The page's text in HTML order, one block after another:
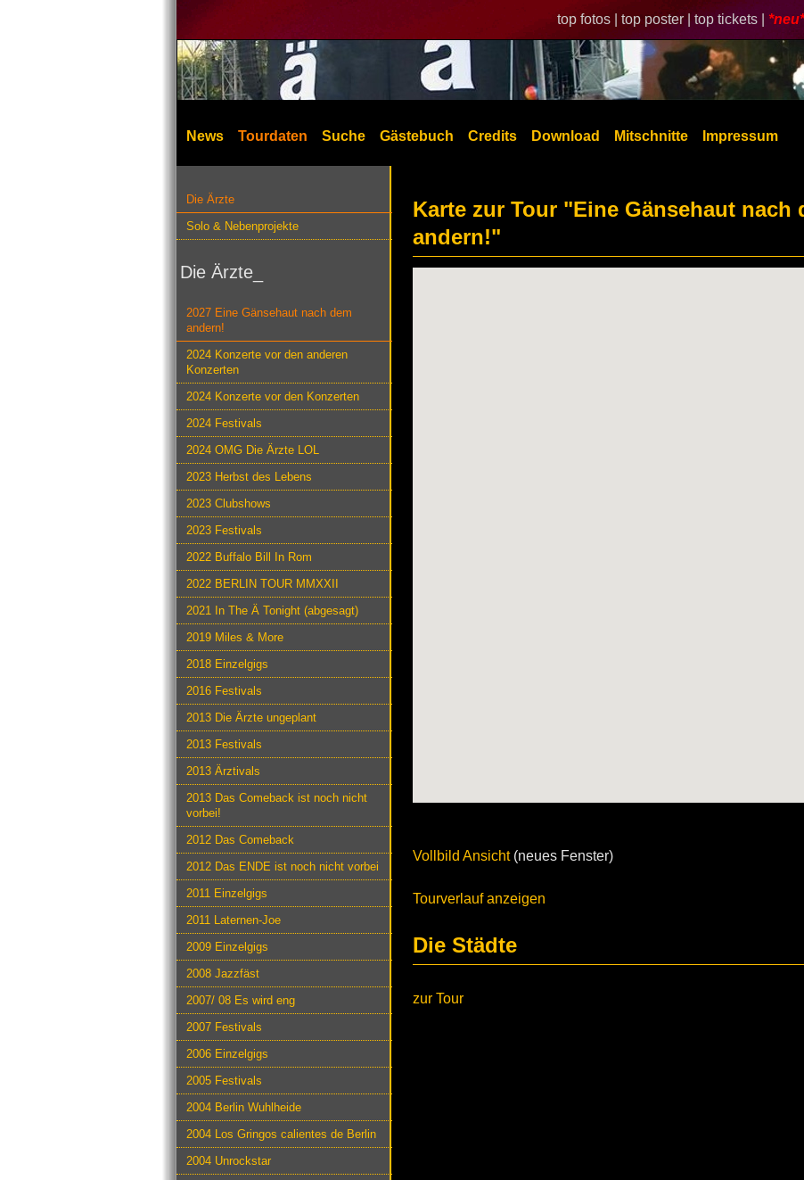
top fotos | top poster | top tickets | *neu*
News Tourdaten Suche Gästebuch Credits Download Mitschnitte Impressum
Die Ärzte
Solo & Nebenprojekte
Die Ärzte_
2027 Eine Gänsehaut nach dem
andern!
2024 Konzerte vor den anderen
Konzerten
2024 Konzerte vor den Konzerten
2024 Festivals
2024 OMG Die Ärzte LOL
2023 Herbst des Lebens
2023 Clubshows
2023 Festivals
2022 Buffalo Bill In Rom
2022 BERLIN TOUR MMXXII
2021 In The Ä Tonight (abgesagt)
2019 Miles & More
2018 Einzelgigs
2016 Festivals
2013 Die Ärzte ungeplant
2013 Festivals
2013 Ärztivals
2013 Das Comeback ist noch nicht
vorbei!
2012 Das Comeback
2012 Das ENDE ist noch nicht vorbei
2011 Einzelgigs
2011 Laternen-Joe
2009 Einzelgigs
2008 Jazzfäst
2007/ 08 Es wird eng
2007 Festivals
2006 Einzelgigs
2005 Festivals
2004 Berlin Wuhlheide
2004 Los Gringos calientes de Berlin
2004 Unrockstar
Karte zur Tour "Eine Gänsehaut nach
andern!"
Vollbild Ansicht(neues Fenster)
Tourverlauf anzeigen
Die Städte
zur Tour